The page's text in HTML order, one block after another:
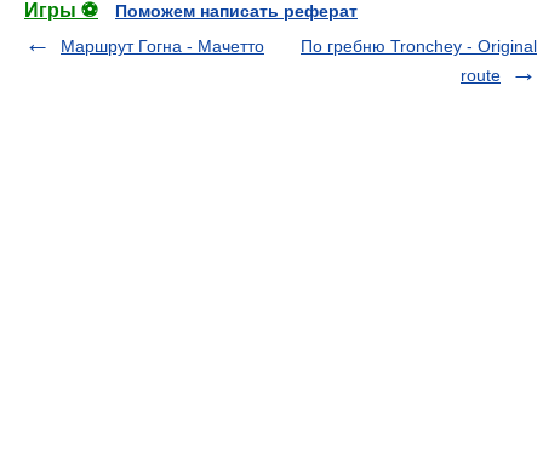
Игры ⚽
Поможем написать реферат
Маршрут Гогна - Мачетто
По гребню Tronchey - Оriginal
route